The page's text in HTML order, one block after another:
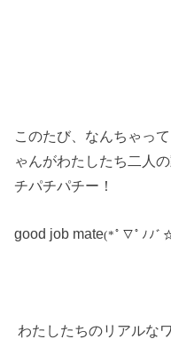
このたび、なんちゃっ
ゃんがわたしたち二人
チパチパチー！
good job mate(*ﾟ▽ﾟﾉﾉﾞ
わたしたちのリアルな